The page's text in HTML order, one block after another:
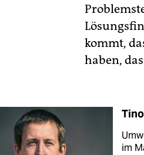
kommt,
haben,
im